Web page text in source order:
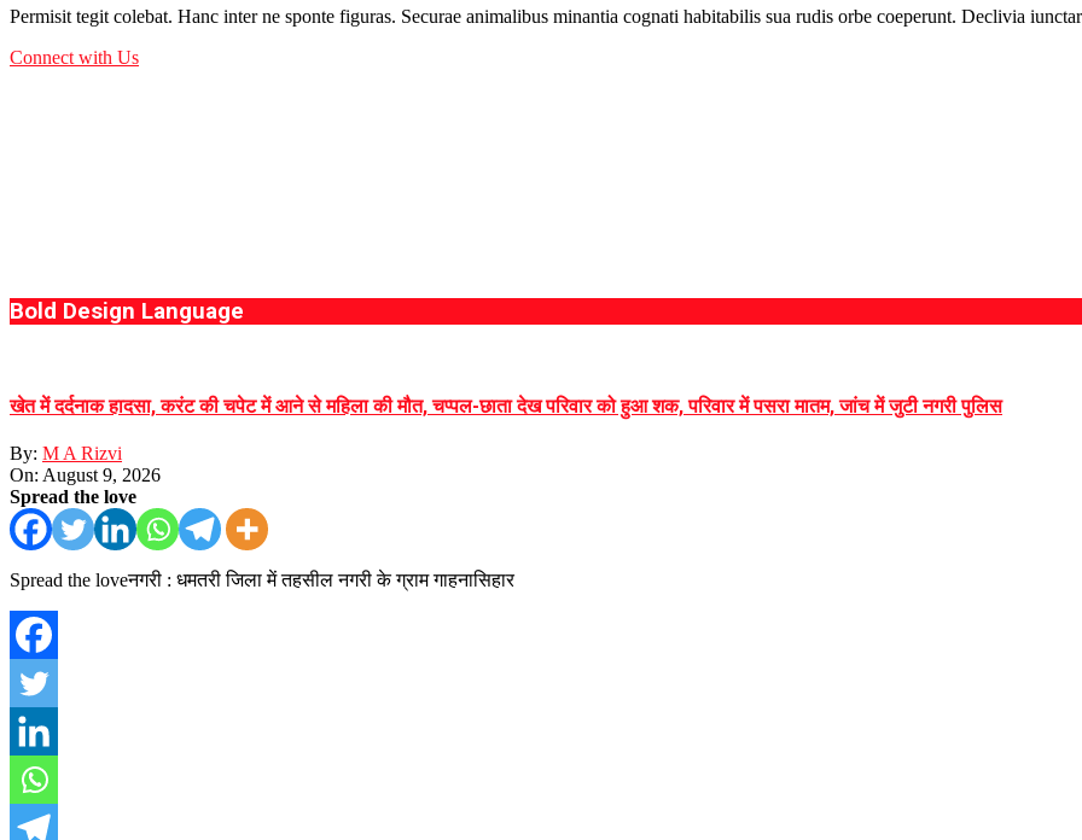
Permisit tegit colebat. Hanc inter ne sponte figuras. Securae animalibus minantia cognati habitabilis sua rudis orbe coeperunt. Declivia
Connect with Us
Bold Design Language
खेत में दर्दनाक हादसा, करंट की चपेट में आने से महिला की मौत, चप्पल-छाता देख परिवार को हुआ शक, परिवार में पसरा मातम, जांच में जुटी नगरी पुलिस
By: M A Rizvi
On: August 9, 2026
Spread the love
Spread the loveनगरी : धमतरी जिला में तहसील नगरी के ग्राम गाहनासिहार